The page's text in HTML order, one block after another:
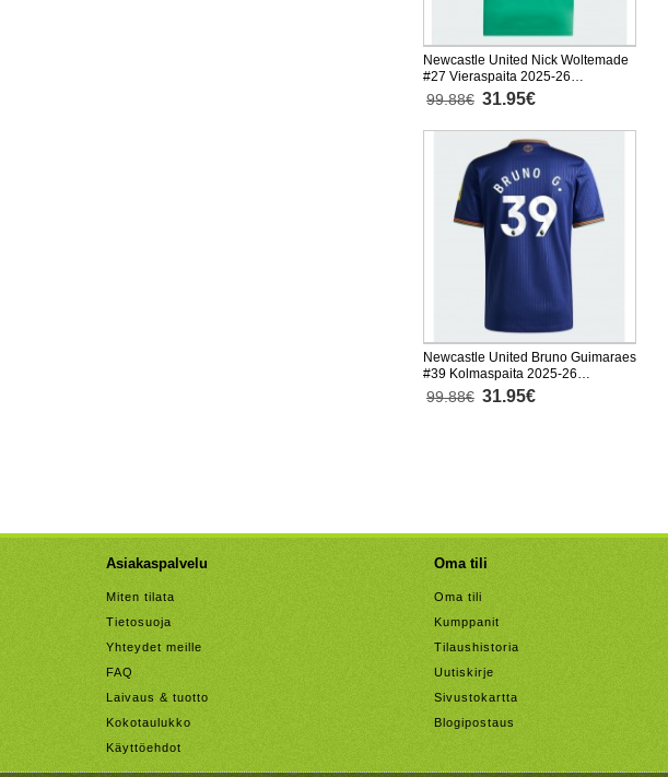
Newcastle United Nick Woltemade
#27 Vieraspaita 2025-26
Lyhythihainen
99.88€ 31.95€
Newcastle United Bruno Guimaraes
#39 Kolmaspaita 2025-26
Lyhythihainen
99.88€ 31.95€
Asiakaspalvelu
Miten tilata
Tietosuoja
Yhteydet meille
FAQ
Laivaus & tuotto
Kokotaulukko
Käyttöehdot
Oma tili
Oma tili
Kumppanit
Tilaushistoria
Uutiskirje
Sivustokartta
Blogipostaus